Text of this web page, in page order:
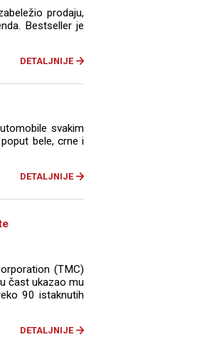
prodaju,
Bestseller je
DETALJNIJE
svakim
bele, crne i
DETALJNIJE
(TMC)
čast ukazao mu
90 istaknutih
DETALJNIJE